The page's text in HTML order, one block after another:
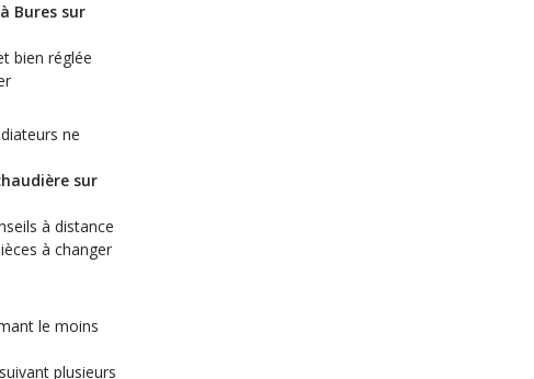
Bures sur
bien réglée
ne
sur
à distance
à changer
le moins
suivant plusieurs